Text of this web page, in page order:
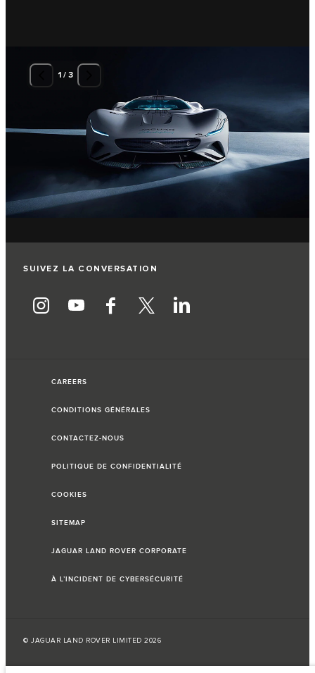
1/ 3
SUIVEZ LA CONVERSATION
CAREERS
CONDITIONS GÉNÉRALES
CONTACTEZ-NOUS
POLITIQUE DE CONFIDENTIALITÉ
COOKIES
SITEMAP
JAGUAR LAND ROVER CORPORATE
À L’INCIDENT DE CYBERSÉCURITÉ
© JAGUAR LAND ROVER LIMITED 2026